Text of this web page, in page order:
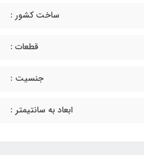
ساخت کشور :
قطعات :
جنسیت :
ابعاد به سانتیمتر :